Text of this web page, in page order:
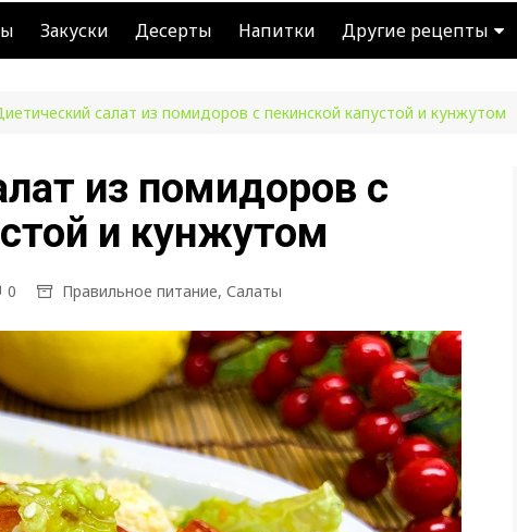
Закуски Десерты Напитки Другие рецепты
Лаваш
Блюда из рыбы
Кое-что из истории
Быстрые рецепты
Питание для
салат из помидоров с пекинской капустой и кунжутом
из помидоров с
и кунжутом
0 Правильное питание, Салаты